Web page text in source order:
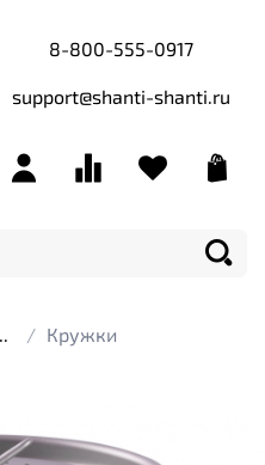
8-800-555-0917
support@shanti-shanti.ru
Кружки